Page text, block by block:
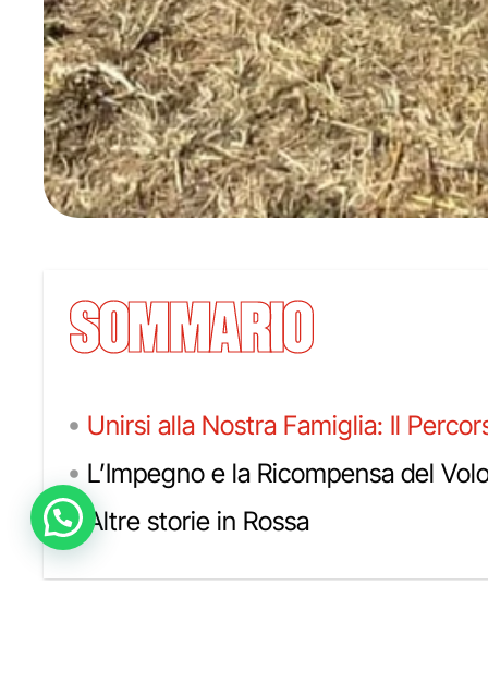
SOMMARIO
Unirsi alla Nostra Famiglia: Il
L’Impegno e la Ricompensa del
Altre storie in Rossa